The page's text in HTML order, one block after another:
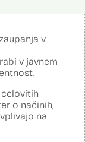
v
v javnem
celovitih
o načinih,
na